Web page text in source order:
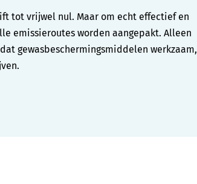
tot vrijwel nul. Maar om echt effectief en
emissieroutes worden aangepakt. Alleen
gewasbeschermingsmiddelen werkzaam,